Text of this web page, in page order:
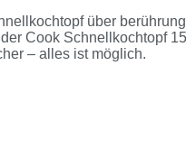
über
Cook Schnellkochtopf
– alles ist möglich.